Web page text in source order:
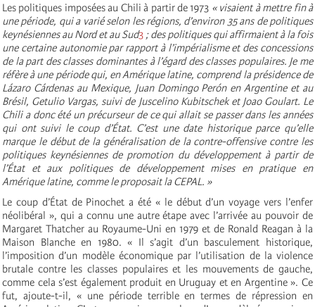
Les politiques imposées au Chili à partir de 1973 « visaient à mettre fin à
une période, qui a varié selon les régions, d’environ 35 ans de politiques
keynésiennes au Nord et au Sud3 ; des politiques qui affirmaient à la fois
une certaine autonomie par rapport à l’impérialisme et des concessions
de la part des classes dominantes à l’égard des classes populaires. Je me
réfère à une période qui, en Amérique latine, comprend la présidence de
Lázaro Cárdenas au Mexique, Juan Domingo Perón en Argentine et au
Brésil, Getulio Vargas, suivi de Juscelino Kubitschek et Joao Goulart. Le
Chili a donc été un précurseur de ce qui allait se passer dans les années
qui ont suivi le coup d’État. C’est une date historique parce qu’elle
marque le début de la généralisation de la contre-offensive contre les
politiques keynésiennes de promotion du développement à partir de
l’État et aux politiques de développement mises en pratique en
Amérique latine, comme le proposait la CEPAL. »
Le coup d’État de Pinochet a été « le début d’un voyage vers l’enfer
néolibéral », qui a connu une autre étape avec l’arrivée au pouvoir de
Margaret Thatcher au Royaume-Uni en 1979 et de Ronald Reagan à la
Maison Blanche en 1980. « Il s’agit d’un basculement historique,
l’imposition d’un modèle économique par l’utilisation de la violence
brutale contre les classes populaires et les mouvements de gauche,
comme cela s’est également produit en Uruguay et en Argentine ». Ce
fut, ajoute-t-il, « une période terrible en termes de répression en